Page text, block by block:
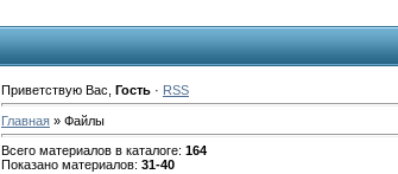
Приветствую Вас Гость· RSS
Главная» Файлы
Всего материалов в каталоге: 164
Показано материалов: 31-40